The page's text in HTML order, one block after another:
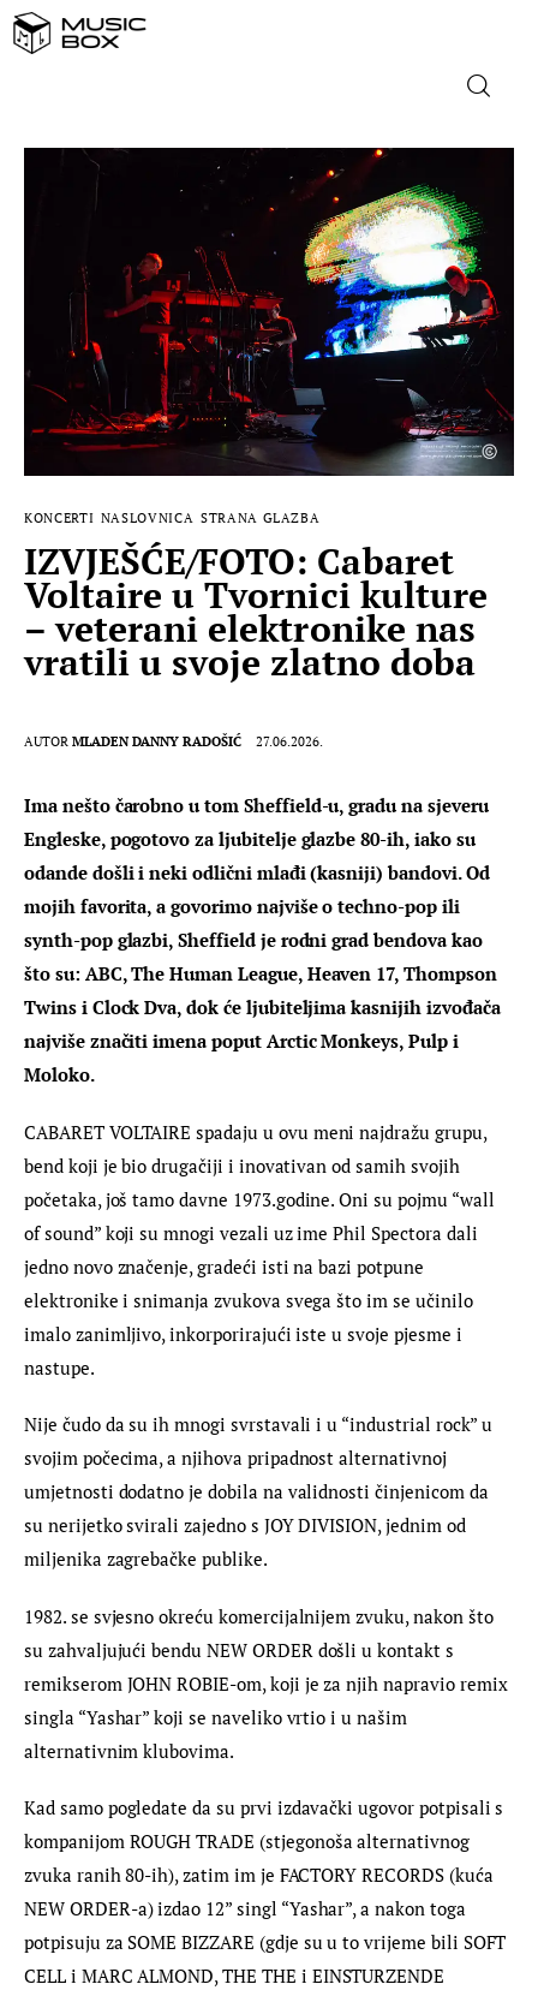
NASLOVNICA
DOMAĆA GLAZBA
STRANA GLAZBA
FILM
MUSIC BOX
KONCERTI NASLOVNICA STRANA GLAZBA
IZVJEŠĆE/FOTO: Cabaret
Voltaire u Tvornici kulture
– veterani elektronike nas
vratili u svoje zlatno doba
AUTOR MLADEN DANNY RADOŠIĆ 27.06.2026.
Ima nešto čarobno u tom Sheffield-u, gradu na sjeveru
Engleske, pogotovo za ljubitelje glazbe 80-ih, iako su
odande došli i neki odlični mlađi (kasniji) bandovi. Od
mojih favorita, a govorimo najviše o techno-pop ili
synth-pop glazbi, Sheffield je rodni grad bendova kao
što su: ABC, The Human League, Heaven 17, Thompson
Twins i Clock Dva, dok će ljubiteljima kasnijih izvođača
najviše značiti imena poput Arctic Monkeys, Pulp i
Moloko.
CABARET VOLTAIRE spadaju u ovu meni najdražu grupu,
bend koji je bio drugačiji i inovativan od samih svojih
početaka, još tamo davne 1973.godine. Oni su pojmu “wall
of sound” koji su mnogi vezali uz ime Phil Spectora dali
jedno novo značenje, gradeći isti na bazi potpune
elektronike i snimanja zvukova svega što im se učinilo
imalo zanimljivo, inkorporirajući iste u svoje pjesme i
nastupe.
Nije čudo da su ih mnogi svrstavali i u “industrial rock” u
svojim počecima, a njihova pripadnost alternativnoj
umjetnosti dodatno je dobila na validnosti činjenicom da
su nerijetko svirali zajedno s JOY DIVISION, jednim od
miljenika zagrebačke publike.
1982. se svjesno okreću komercijalnijem zvuku, nakon što
su zahvaljujući bendu NEW ORDER došli u kontakt s
remikserom JOHN ROBIE-om, koji je za njih napravio remix
singla “Yashar” koji se naveliko vrtio i u našim
alternativnim klubovima.
Kad samo pogledate da su prvi izdavački ugovor potpisali s
kompanijom ROUGH TRADE (stjegonoša alternativnog
zvuka ranih 80-ih), zatim im je FACTORY RECORDS (kuća
NEW ORDER-a) izdao 12” singl “Yashar”, a nakon toga
potpisuju za SOME BIZZARE (gdje su u to vrijeme bili SOFT
CELL i MARC ALMOND, THE THE i EINSTURZENDE